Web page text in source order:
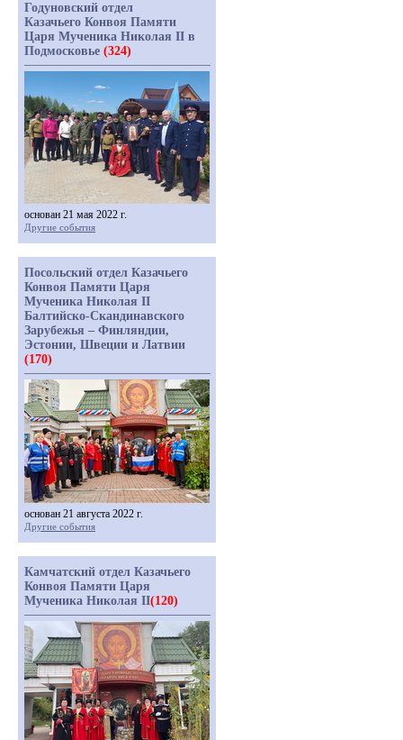
Годуновский отдел
Казачьего Конвоя Памяти
Царя Мученика Николая II в
Подмосковье (324)
основан 21 мая 2022 г.
Другие события
Посольский отдел Казачьего
Конвоя Памяти Царя
Мученика Николая II
Балтийско-Скандинавского
Зарубежья – Финляндии,
Эстонии, Швеции и Латвии
(170)
основан 21 августа 2022 г.
Другие события
Камчатский отдел Казачьего
Конвоя Памяти Царя
Мученика Николая II(120)